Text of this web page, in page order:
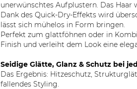
unerwünschtes Aufplustern. Das
Dank des Quick-Dry-Effekts wird
lässt sich mühelos in Form bringen.
Perfekt zum glattföhnen oder in
Finish und verleiht dem Look eine
Seidige Glätte, Glanz & Schutz bei
Das Ergebnis: Hitzeschutz,
fallendes Styling.